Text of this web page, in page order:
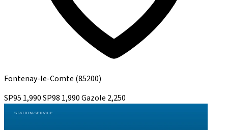
Fontenay-le-Comte (85200)
SP95 1,990SP98 1,990Gazole 2,250